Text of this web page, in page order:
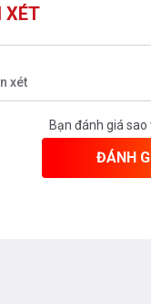
XÉT
xét
Bạn đánh giá sao
ĐÁNH